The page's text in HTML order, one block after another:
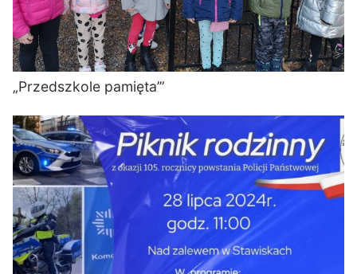
„Przedszkole pamięta’”